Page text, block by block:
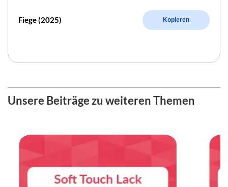
Fiege (2025) Kopieren
Unsere Beiträge zu weiteren Themen